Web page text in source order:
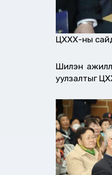
ЦХХХ-ны
Шилэн
уулзалтыг